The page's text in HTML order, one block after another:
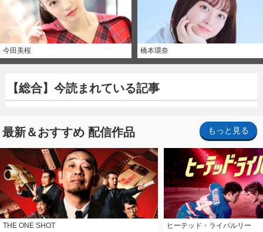
今田美桜 橋本環奈
【総合】今読まれている記事
最新＆おすすめ 配信作品 もっと見る
THE ONE SHOT
ヒーテッド・ライバルリー